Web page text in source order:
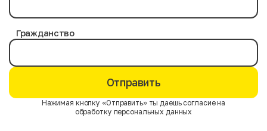
Гражданство
Отправить
Нажимая кнопку «Отправить» ты даешь согласие на
обработку персональных данных